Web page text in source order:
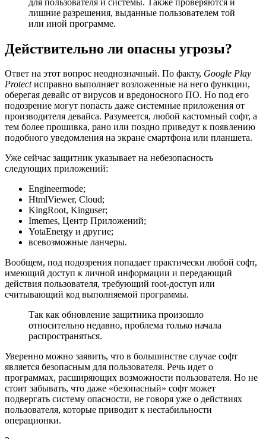
лишние разрешения, выданные пользователем той
или иной программе.
Действительно ли опасны угрозы?
Ответ на этот вопрос неоднозначный. По факту, Google Play
Protectисправно выполняет возложенные на него функции,
оберегая девайс от вирусов и вредоносного ПО. Но под его
подозрение могут попасть даже системные приложения от
производителя девайса. Разумеется, любой кастомный софт, а
тем более прошивка, рано или поздно приведут к появлению
подобного уведомления на экране смартфона или планшета.
Уже сейчас защитник указывает на небезопасность
следующих приложений:
Engineermode;
HtmlViewer, Cloud;
KingRoot, Kinguser;
Imemes, Центр Приложений;
YotaEnergy и другие;
всевозможные ланчеры.
Вообщем, под подозрения попадает практически любой софт,
имеющий доступ к личной информации и передающий
действия пользователя, требующий root-доступ или
считывающий код выполняемой программы.
Так как обновление защитника произошло
относительно недавно, проблема только начала
распространяться.
Уверенно можно заявить, что в большинстве случае софт
является безопасным для пользователя. Речь идет о
программах, расширяющих возможности пользователя. Но не
стоит забывать, что даже «безопасный» софт может
подвергать систему опасности, не говоря уже о действиях
пользователя, которые приводит к нестабильности
операционки.